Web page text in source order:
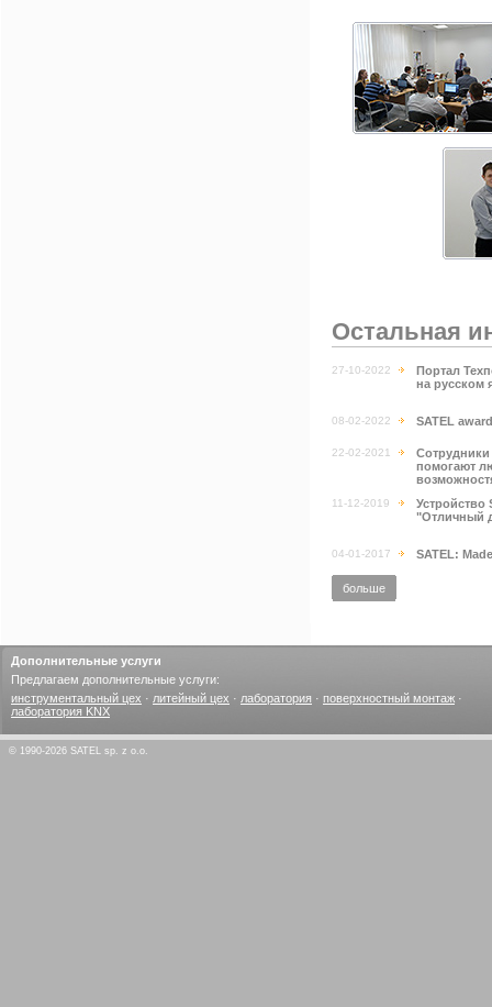
Остальная
27-10-2022
Портал
на русском
08-02-2022 SATEL
22-02-2021
Сотрудники
помогают
11-12-2019
Устройство
"Отличный
04-01-2017 SATEL:
больше
Дополнительные услуги
Предлагаем дополнительные услуги:
инструментальный цех · литейный цех · лаборатория · поверхностный монтаж ·
лаборатория KNX
© 1990-2026 SATEL sp. z o.o.